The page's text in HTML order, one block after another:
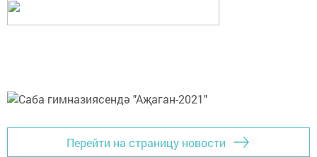
Перейти на страницу новости